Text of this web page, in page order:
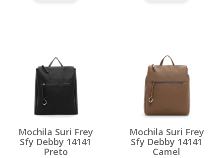
Mochila Suri Frey
Sfy Debby 14141
Preto
Mochila Suri Frey
Sfy Debby 14141
Camel